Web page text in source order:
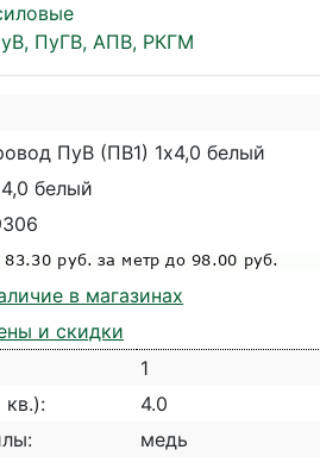
ПуГВ, АПВ, РКГМ
ПуВ (ПВ1) 1х4,0 белый
белый
в магазинах
и скидки
1
4.0
медь